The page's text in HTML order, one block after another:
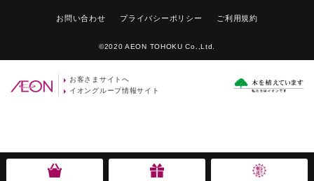
お問い合わせ プライバシーポリシー ご利用規約
©2020 AEON TOHOKU Co.,Ltd.
お客さまサイトへ
イオングループ情報サイト